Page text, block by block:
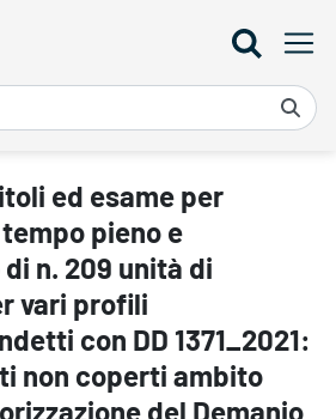
per l’assunzione a tempo pieno e
ed esame per
tempo pieno e
n. 209 unità di
vari profili
con DD 1371_2021:
non coperti ambito